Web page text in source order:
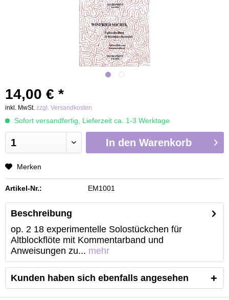
14,00 € *
inkl. MwSt. zzgl. Versandkosten
Sofort versandfertig, Lieferzeit ca. 1-3 Werktage
In den Warenkorb
Merken
Artikel-Nr.: EM1001
Beschreibung
op. 2 18 experimentelle Solostückchen für
Altblockflöte mit Kommentarband und
Anweisungen zu... mehr
Kunden haben sich ebenfalls angesehen